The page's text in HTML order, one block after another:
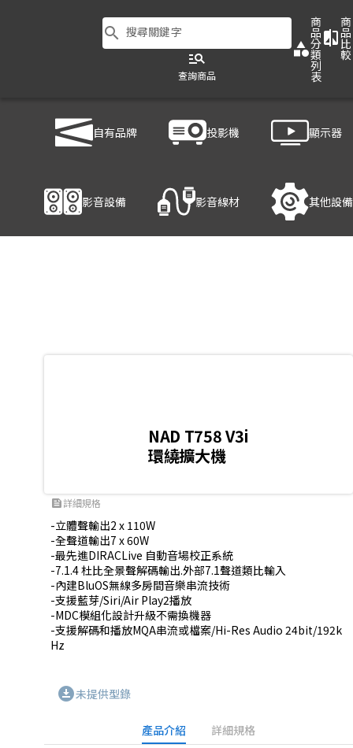
search 搜尋關鍵字
manage_search
查詢商品
category
商
品
分
類
列
表
compare
商
品
比
較
自有品牌 投影機 顯示器
影音設備 影音線材 其他設備
產品細節
NAD T758 V3i
環繞擴大機
feed詳細規格
-立體聲輸出2 x 110W
-全聲道輸出7 x 60W
-最先進DIRACLive 自動音場校正系統
-7.1.4 杜比全景聲解碼輸出.外部7.1聲道類比輸入
-內建BluOS無線多房間音樂串流技術
-支援藍芽/Siri/Air Play2播放
-MDC模組化設計升級不需換機器
-支援解碼和播放MQA串流或檔案/Hi-Res Audio 24bit/192k
Hz
download_for_offline未提供型錄
產品介紹 詳細規格